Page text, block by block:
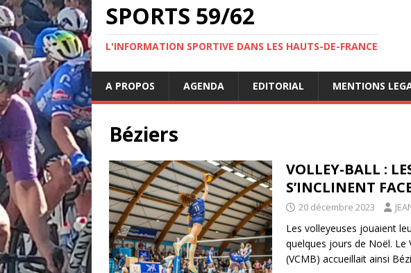
SPORTS 59/62
L'INFORMATION SPORTIVE DANS LES HAUTS-DE-FRANCE
A PROPOS AGENDA EDITORIAL MENTIONS
Béziers
VOLLEY-BALL :
S’INCLINENT
20 décembre 2023
Les volleyeuses jouaient
quelques jours de Noël. Le
(VCMB) accueillait ainsi